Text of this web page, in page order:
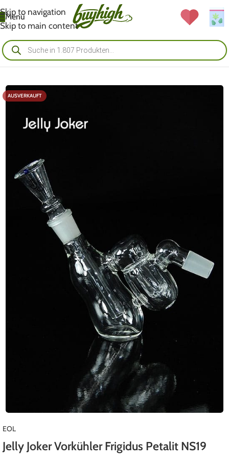
Skip to navigation
Skip to main content
Menü
AUSVERKAUFT
EOL
Jelly Joker Vorkühler Frigidus Petalit NS19